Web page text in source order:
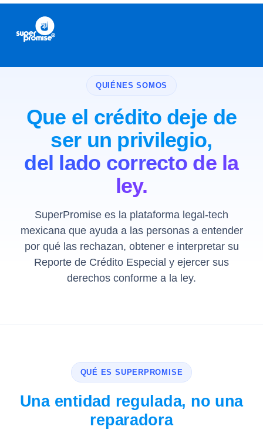
QUIÉNES SOMOS
Que el crédito deje de
ser un privilegio,
del lado correcto de la
ley.
SuperPromise es la plataforma legal-tech
mexicana que ayuda a las personas a entender
por qué las rechazan, obtener e interpretar su
Reporte de Crédito Especial y ejercer sus
derechos conforme a la ley.
QUÉ ES SUPERPROMISE
Una entidad regulada, no una
reparadora